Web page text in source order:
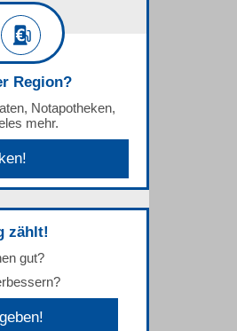
Region?
Notapotheken,
mehr.
zählt!
gut?